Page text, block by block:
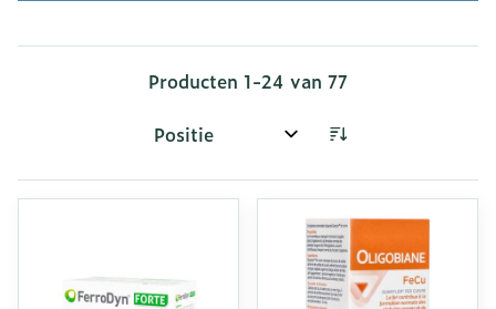
Producten 1-24 van 77
Sorteer op: